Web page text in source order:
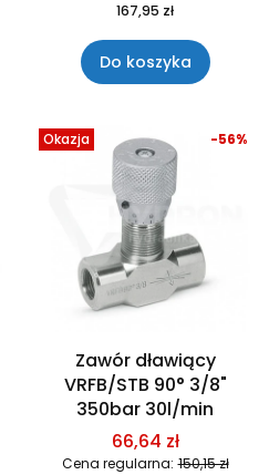
167,95 zł
Do koszyka
Okazja
Zawór dławiący
VRFB/STB 90° 3/8"
350bar 30l/min
66,64 zł
Cena regularna: 150,15 zł
-56%